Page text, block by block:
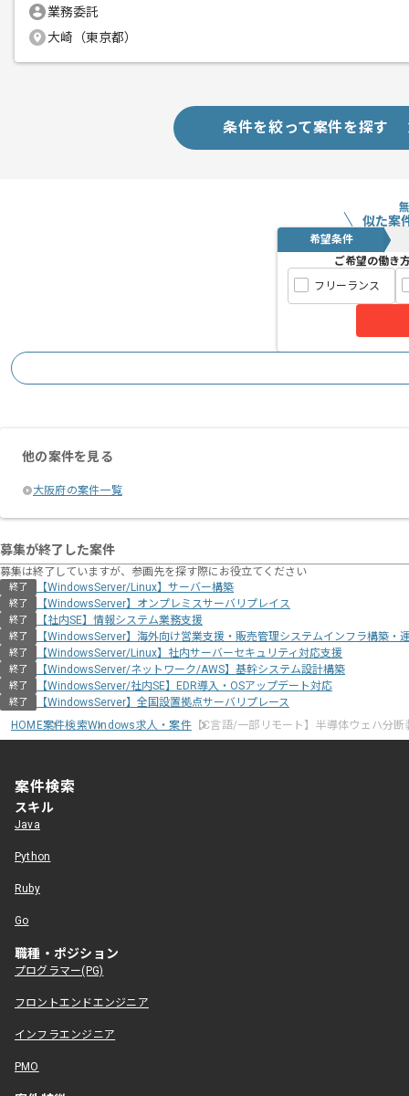
業務委託
大崎（東京都）
条件を絞って案件を探す
似た案
希望条件
ご希望の働き
フリーランス
他の案件を見る
大阪府の案件一覧
募集が終了した案件
募集は終了していますが、参画先を探す際にお役立てください
終了 【WindowsServer/Linux】サーバー構築
終了 【WindowsServer】オンプレミスサーバリプレイス
終了 【社内SE】情報システム業務支援
終了 【WindowsServer】海外向け営業支援・販売管理システムインフラ構築・
終了 【WindowsServer/Linux】社内サーバーセキュリティ対応支援
終了 【WindowsServer/ネットワーク/AWS】基幹システム設計構築
終了 【WindowsServer/社内SE】EDR導入・OSアップデート対応
終了
【WindowsServer】全国設置拠点サーバリプレース
HOME案件検索Windows求人・案件【C言語/一部リモート】半導体ウェハ分
案件検索
スキル
Java
Python
Ruby
Go
職種・ポジション
プログラマー(PG)
フロントエンドエンジニア
インフラエンジニア
PMO